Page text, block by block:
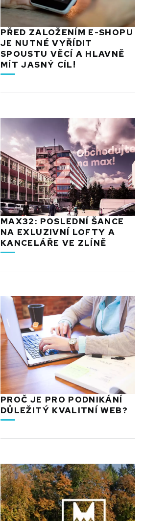
PŘED ZALOŽENÍM E-SHOPU
JE NUTNÉ VYŘÍDIT
SPOUSTU VĚCÍ A HLAVNĚ
MÍT JASNÝ CÍL!
MAX32: POSLEDNÍ ŠANCE
NA EXLUZIVNÍ LOFTY A
KANCELÁŘE VE ZLÍNĚ
PROČ JE PRO PODNIKÁNÍ
DŮLEŽITÝ KVALITNÍ WEB?